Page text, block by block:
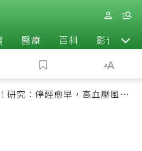
醫療 百科 影音
研究：停經愈早，高血壓風險